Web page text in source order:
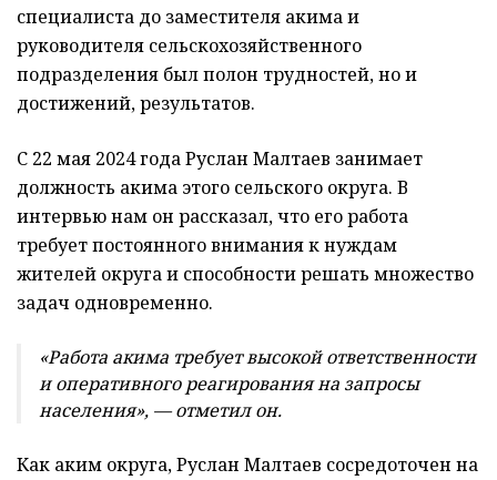
специалиста до заместителя акима и
руководителя сельскохозяйственного
подразделения был полон трудностей, но и
достижений, результатов.
С 22 мая 2024 года Руслан Малтаев занимает
должность акима этого сельского округа. В
интервью нам он рассказал, что его работа
требует постоянного внимания к нуждам
жителей округа и способности решать множество
задач одновременно.
«Работа акима требует высокой ответственности
и оперативного реагирования на запросы
населения», — отметил он.
Как аким округа, Руслан Малтаев сосредоточен на